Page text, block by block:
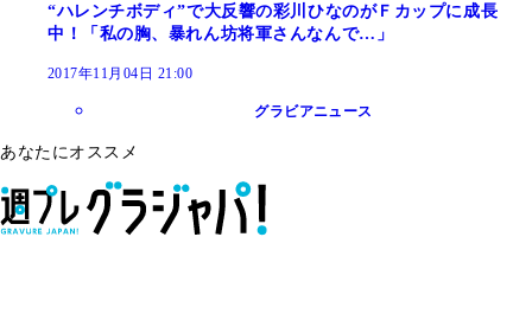
“ハレンチボディ”で大反響の彩川ひなのがＦカップに成長
中！「私の胸、暴れん坊将軍さんなんで…」
2017年11月04日 21:00
グラビアニュース
あなたにオススメ